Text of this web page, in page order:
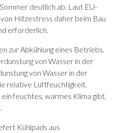
deutlich ab. Laut EU-
Hitzestress daher beim Bau
erforderlich.
zur Abkühlung eines Betriebs.
von Wasser in der
von Wasser in der
relative Luftfeuchtigkeit.
feuchtes, warmes Klima gibt,
Kühlpads aus